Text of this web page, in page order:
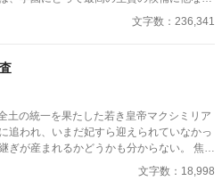
“水”、“風”、“土”の信奉者達が暗躍する 意
クファンタジー
文字数：236,341
土の統一を果たした若き皇帝マクシミリア
追われ、いまだ妃すら迎えられていなかっ
ぎが産まれるかどうかも分からない。 焦れ
マクシミリアンは世にも屈辱的な『検査』
に――!?
文字数：18,998